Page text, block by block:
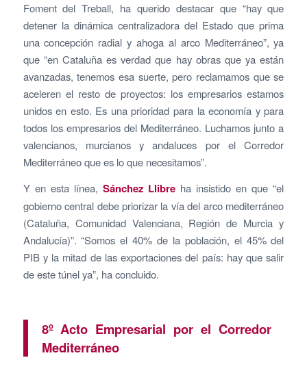
Foment del Treball, ha querido destacar que “hay que
detener la dinámica centralizadora del Estado que prima
una concepción radial y ahoga al arco Mediterráneo”, ya
que “en Cataluña es verdad que hay obras que ya están
avanzadas, tenemos esa suerte, pero reclamamos que se
aceleren el resto de proyectos: los empresarios estamos
unidos en esto. Es una prioridad para la economía y para
todos los empresarios del Mediterráneo. Luchamos junto a
valencianos, murcianos y andaluces por el Corredor
Mediterráneo que es lo que necesitamos”.
Y en esta línea, Sánchez Llibre ha insistido en que “el
gobierno central debe priorizar la vía del arco mediterráneo
(Cataluña, Comunidad Valenciana, Región de Murcia y
Andalucía)”. “Somos el 40% de la población, el 45% del
PIB y la mitad de las exportaciones del país: hay que salir
de este túnel ya”, ha concluido.
8º Acto Empresarial por el Corredor
Mediterráneo